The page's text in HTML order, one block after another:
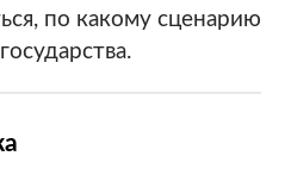
по какому сценарию